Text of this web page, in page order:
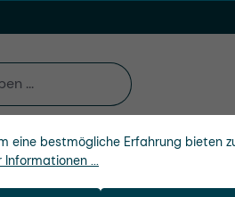
eine bestmögliche Erfahrung bieten
Informationen ...